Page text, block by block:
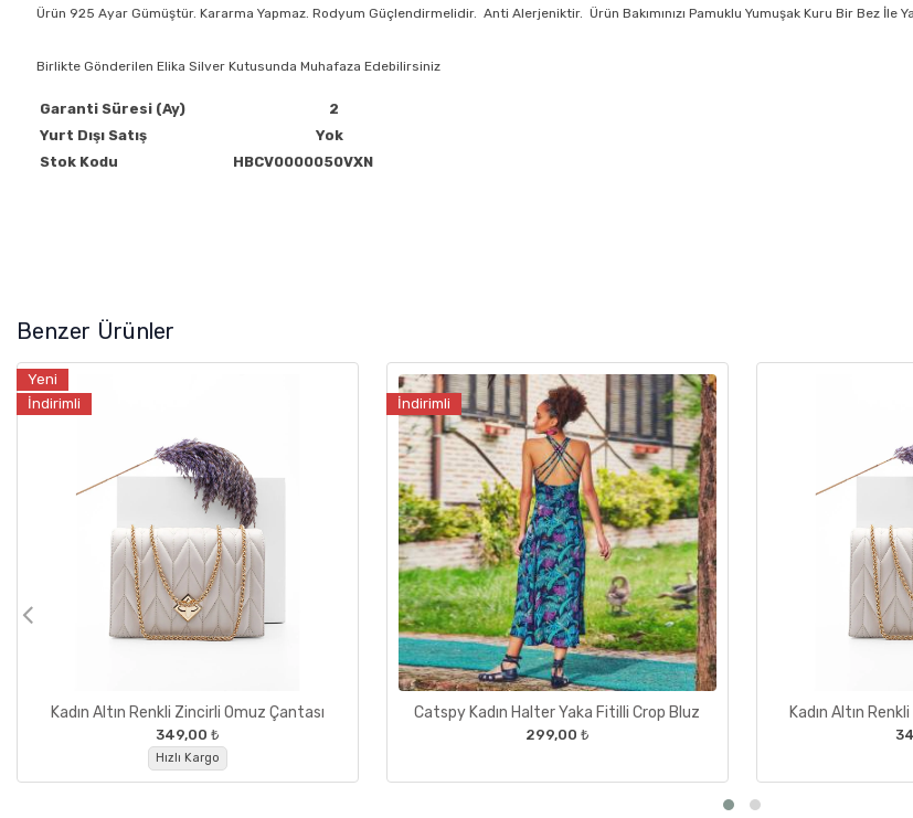
Ürün 925 Ayar Gümüştür. Kararma Yapmaz. Rodyum Güçlendirmelidir. Anti Alerjeniktir. Ürün Bakımınızı Pamuklu Yumuşak Kuru Bir Bez İle
Birlikte Gönderilen Elika Silver Kutusunda Muhafaza Edebilirsiniz
Garanti Süresi (Ay)
2
Yurt Dışı Satış
Yok
Stok Kodu
HBCV0000050VXN
Benzer Ürünler
Kadın Altın Renkli Zincirli Omuz Çantası
349,00 ₺
Yeni
İndirimli
Hızlı Kargo
Catspy Kadın Halter Yaka Fitilli Crop Bluz
299,00 ₺
İndirimli
Kadın Altın